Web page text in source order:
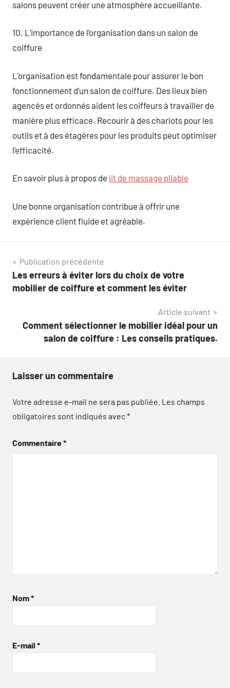
salons peuvent créer une atmosphère accueillante.
10. L’importance de l’organisation dans un salon de
coiffure
L’organisation est fondamentale pour assurer le bon
fonctionnement d’un salon de coiffure. Des lieux bien
agencés et ordonnés aident les coiffeurs à travailler de
manière plus efficace. Recourir à des chariots pour les
outils et à des étagères pour les produits peut optimiser
l’efficacité.
En savoir plus à propos de lit de massage pliable
Une bonne organisation contribue à offrir une
expérience client fluide et agréable.
Navigation
de
Publication précédente
Les erreurs à éviter lors du choix de votre
mobilier de coiffure et comment les éviter
Article suivant
Comment sélectionner le mobilier idéal pour un
salon de coiffure : Les conseils pratiques.
Laisser un commentaire
Votre adresse e-mail ne sera pas publiée. Les champs
obligatoires sont indiqués avec*
Commentaire*
Nom*
E-mail *